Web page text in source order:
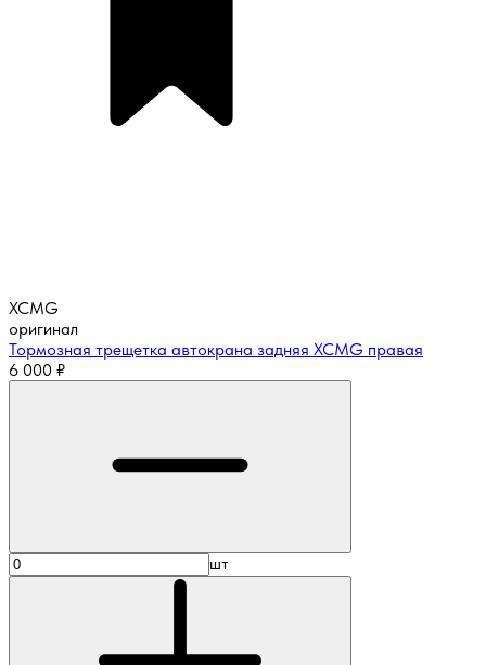
XCMG
оригинал
Тормозная трещетка автокрана задняя XCMG правая
6 000 ₽
шт